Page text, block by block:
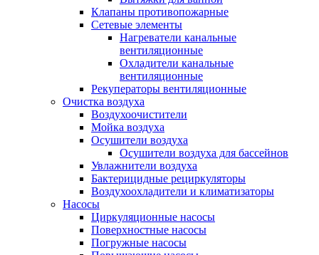
Клапаны противопожарные
Сетевые элементы
Нагреватели канальные
вентиляционные
Охладители канальные
вентиляционные
Рекуператоры вентиляционные
Очистка воздуха
Воздухоочистители
Мойка воздуха
Осушители воздуха
Осушители воздуха для бассейнов
Увлажнители воздуха
Бактерицидные рециркуляторы
Воздухоохладители и климатизаторы
Насосы
Циркуляционные насосы
Поверхностные насосы
Погружные насосы